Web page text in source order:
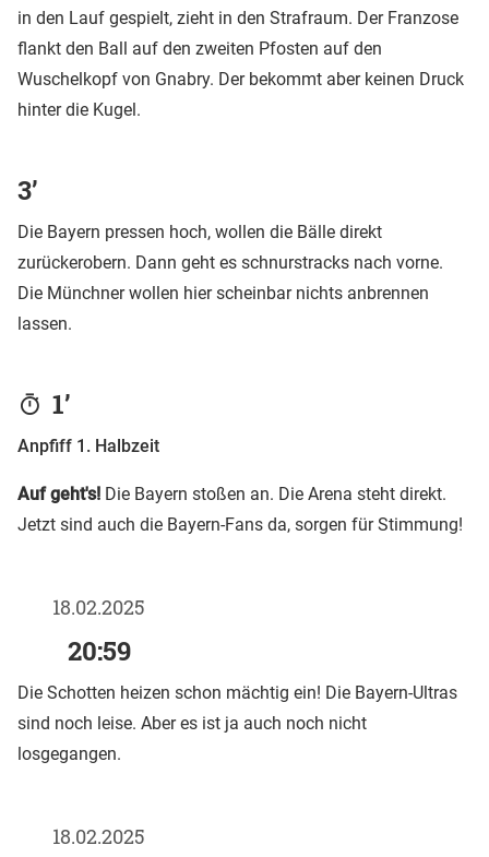
in den Lauf gespielt, zieht in den Strafraum. Der Franzose
flankt den Ball auf den zweiten Pfosten auf den
Wuschelkopf von Gnabry. Der bekommt aber keinen Druck
hinter die Kugel.
3’
Die Bayern pressen hoch, wollen die Bälle direkt
zurückerobern. Dann geht es schnurstracks nach vorne.
Die Münchner wollen hier scheinbar nichts anbrennen
lassen.
1’
Anpfiff 1. Halbzeit
Auf geht's! Die Bayern stoßen an. Die Arena steht direkt.
Jetzt sind auch die Bayern-Fans da, sorgen für Stimmung!
18.02.2025
20:59
Die Schotten heizen schon mächtig ein! Die Bayern-Ultras
sind noch leise. Aber es ist ja auch noch nicht
losgegangen.
18.02.2025